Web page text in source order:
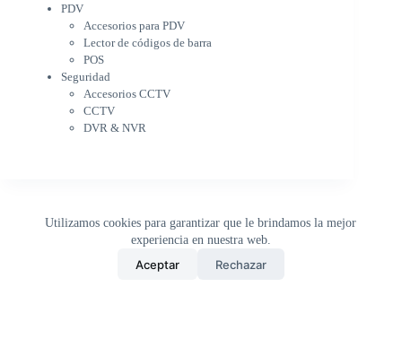
Utilizamos cookies para garantizar que le brindamos la mejor
experiencia en nuestra web.
Aceptar Rechazar
POS
Seguridad
Accesorios CCTV
CCTV
DVR & NVR
Sin categorizar
PDV
Accesorios para PDV
Lector de códigos de barra
POS
Seguridad
Accesorios CCTV
CCTV
DVR & NVR